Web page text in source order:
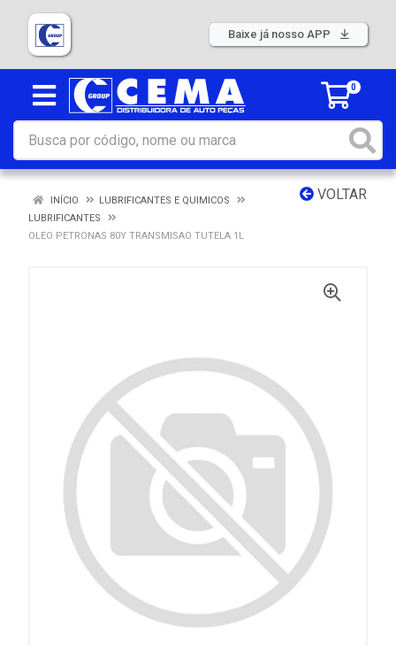
Baixe já nosso APP
0
VOLTAR
INÍCIO
LUBRIFICANTES E QUIMICOS
LUBRIFICANTES
OLEO PETRONAS 80Y TRANSMISAO TUTELA 1L